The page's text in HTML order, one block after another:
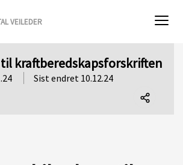
VEILEDER
kraftberedskapsforskriften
Sist endret 10.12.24